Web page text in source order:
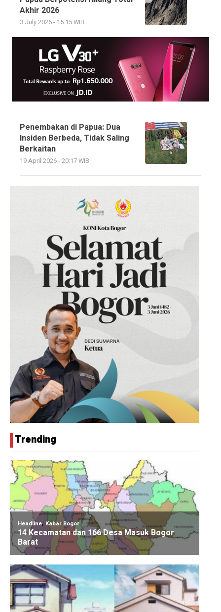
Akhir 2026
3 July 2026 - 15:15 WIB
Penembakan di Papua: Dua
Insiden Berbeda, Tidak Saling
Berkaitan
19 April 2026 - 20:17 WIB
Trending